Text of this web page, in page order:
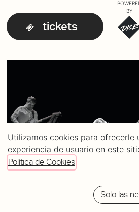
tickets
BY
Utilizamos cookies para ofrecerle
experiencia de usuario en este
Política de Cookies
Solo las